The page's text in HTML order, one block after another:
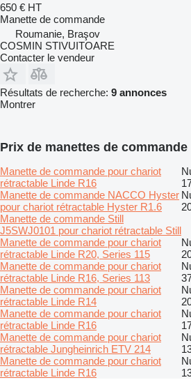
650 € HT
Manette de commande
Roumanie, Braşov
COSMIN STIVUITOARE
Contacter le vendeur
Résultats de recherche: 9 annonces
Montrer
Prix de manettes de commande
Manette de commande pour chariot
rétractable Linde R16
Manette de commande NACCO Hyster
pour chariot rétractable Hyster R1.6
Manette de commande Still
J5SWJ0101 pour chariot rétractable Still
Manette de commande pour chariot
rétractable Linde R20, Series 115
Manette de commande pour chariot
rétractable Linde R16, Series 113
Manette de commande pour chariot
rétractable Linde R14
Manette de commande pour chariot
rétractable Linde R16
Manette de commande pour chariot
rétractable Jungheinrich ETV 214
Manette de commande pour chariot
rétractable Linde R16